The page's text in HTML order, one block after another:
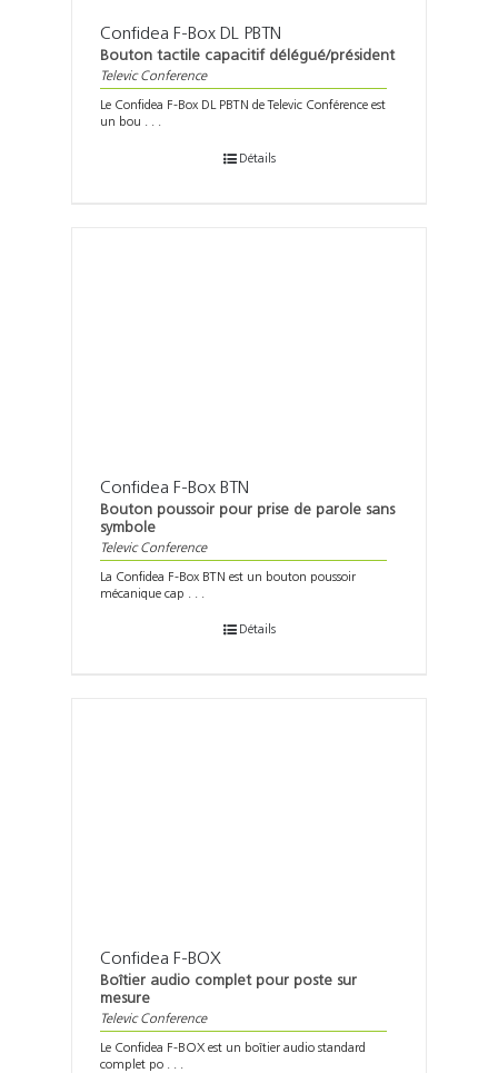
Confidea F-Box DL PBTN
Bouton tactile capacitif délégué/président
Televic Conference
Le Confidea F-Box DL PBTN de Televic Conférence est
un bou . . .
Détails
Confidea F-Box BTN
Bouton poussoir pour prise de parole sans
symbole
Televic Conference
La Confidea F-Box BTN est un bouton poussoir
mécanique cap . . .
Détails
Confidea F-BOX
Boîtier audio complet pour poste sur
mesure
Televic Conference
Le Confidea F-BOX est un boîtier audio standard
complet po . . .